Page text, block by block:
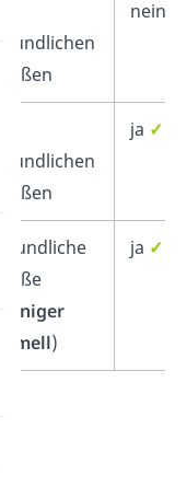
freundlichen
Grüßen
nein
freundlichen
Grüßen
ja ✓
Freundliche
Grüße
weniger
formell)
ja ✓